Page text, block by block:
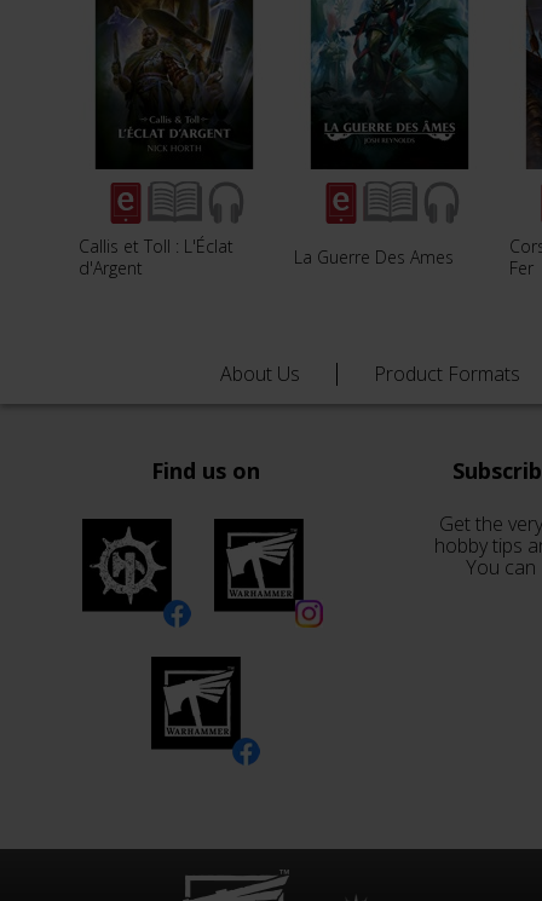
Callis et Toll : L'Éclat
d'Argent
La Guerre Des Ames
Fer
About Us Product Formats
Find us on
Get the
hobby tips
You